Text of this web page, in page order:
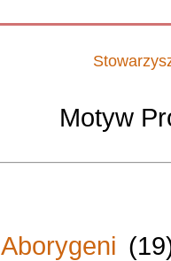
Motyw
Aborygeni